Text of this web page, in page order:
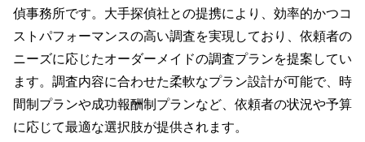
偵事務所です。大手探偵社との提携により、効率的かつコ
ストパフォーマンスの高い調査を実現しており、依頼者の
ニーズに応じたオーダーメイドの調査プランを提案してい
ます。調査内容に合わせた柔軟なプラン設計が可能で、時
間制プランや成功報酬制プランなど、依頼者の状況や予算
に応じて最適な選択肢が提供されます。